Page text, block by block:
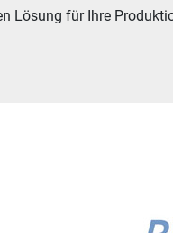
Lösung für Ihre